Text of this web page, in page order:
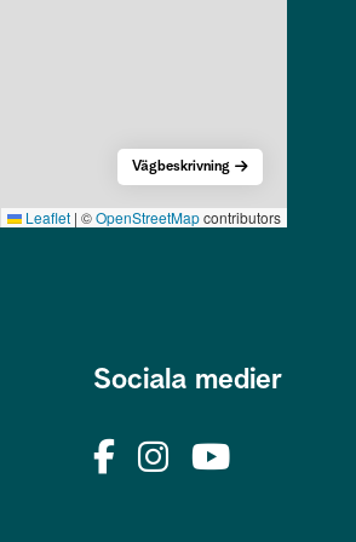
Leaflet | ©OpenStreetMapcontributors
Vägbeskrivning
Sociala medier